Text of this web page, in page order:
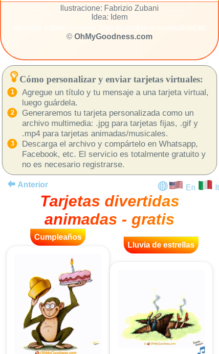
Ilustracione: Fabrizio Zubani
Idea: Idem
© OhMyGoodness.com
Cómo personalizar y enviar tarjetas virtuales:
Agregue un título y tu mensaje a una tarjeta virtual,
luego guárdela.
Generaremos tu tarjeta personalizada como un
archivo multimedia: .jpg para tarjetas fijas, .gif y
.mp4 para tarjetas animadas/musicales.
Descarga el archivo y compártelo en Whatsapp,
Facebook, etc. El servicio es totalmente gratuito y
no es necesario registrarse.
Anterior En It
Tarjetas divertidas
animadas - gratis
Cumpleaños
Lluvia de estrellas